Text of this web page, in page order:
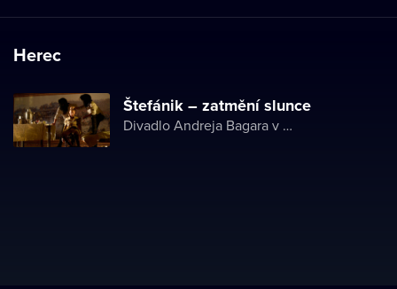
Herec
Štefánik – zatmění slunce
Divadlo Andreja Bagara v Nitre